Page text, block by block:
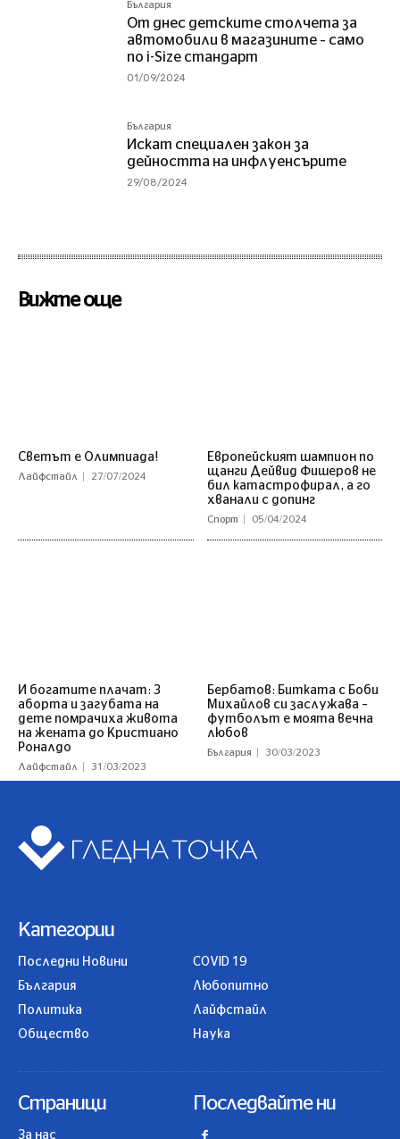
България
От днес детските столчета за
автомобили в магазините – само
по i-Size стандарт
01/09/2024
България
Искат специален закон за
дейността на инфлуенсърите
29/08/2024
Вижте още
Светът е Олимпиада!
Лайфстайл 27/07/2024
Европейският шампион по
щанги Дейвид Фишеров не
бил катастрофирал, а го
хванали с допинг
Спорт 05/04/2024
И богатите плачат: 3
аборта и загубата на
дете помрачиха живота
на жената до Кристиано
Роналдо
Лайфстайл 31/03/2023
Бербатов: Битката с Боби
Михайлов си заслужава –
футболът е моята вечна
любов
България 30/03/2023
Категории
Последни Новини
България
Политика
Общество
COVID 19
Любопитно
Лайфстайл
Наука
Страници
За нас
Последвайте ни